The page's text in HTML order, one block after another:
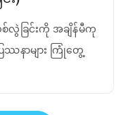
လွဲခြင်းကို အချိန်မီကု
နာများ ကြုံတွေ့